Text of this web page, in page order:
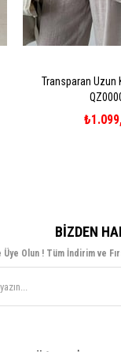
Transparan Uzun
BIZDEN
Üye Olun ! Tüm İndirim ve